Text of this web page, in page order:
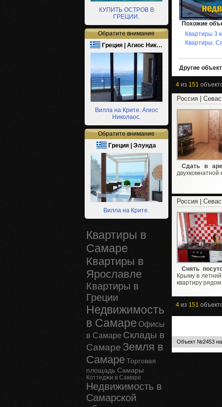
КУПИТЬ ОСТРОВ В
ГРЕЦИИ.
Обратите внимание
Греция | Агиос Ник…
Вилла на Крите. Агиос
Николаос.
Обратите внимание
Греция | Элунда
Вилла на Крите.
Квартиры в
Самаре
Квартиры в
Ярославле
Квартиры в
Греции
Недвижимость
в Самаре Офисы
в Самаре Склады в
Самаре Земля в
Самаре Торговая
площадь Самары
Коттеджи в Самаре
Недвижимость в
Самарской
Похожие
Квартиры 3
Квартиры.
Другие
4из 151
Россия |
Сдать в
двухкомнатной
Россия |
Снять
Крыму в
квартиру
4из 151
Объект №2453 на